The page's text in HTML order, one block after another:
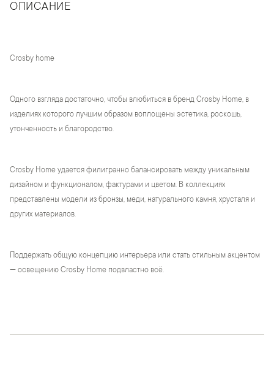
ОПИСАНИЕ
Crosby home
Одного взгляда достаточно, чтобы влюбиться в бренд Crosby Home, в
изделиях которого лучшим образом воплощены эстетика, роскошь,
утонченность и благородство.
Crosby Home удается филигранно балансировать между уникальным
дизайном и функционалом, фактурами и цветом. В коллекциях
представлены модели из бронзы, меди, натурального камня, хрусталя и
других материалов.
Поддержать общую концепцию интерьера или стать стильным акцентом
— освещению Crosby Home подвластно всё.